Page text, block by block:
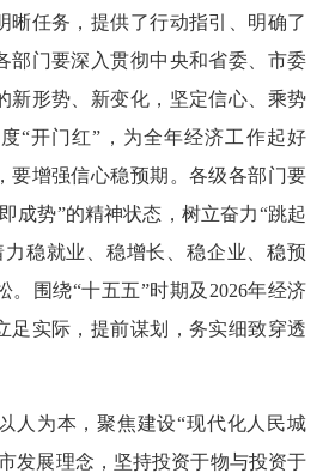
晰任务，提供了行动指引、明确了
部门要深入贯彻中央和省委、市委
新形势、新变化，坚定信心、乘势
“开门红”，为全年经济工作起好
要增强信心稳预期。各级各部门要
成势”的精神状态，树立奋力“跳起
稳就业、稳增长、稳企业、稳预
。围绕“十五五”时期及2026年经济
足实际，提前谋划，务实细致穿透
为本，聚焦建设“现代化人民城
发展理念，坚持投资于物与投资于